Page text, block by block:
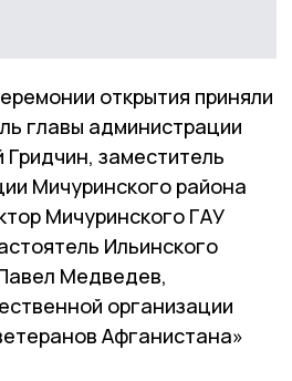
открытия приняли
главы администрации
заместитель
Мичуринского района
Мичуринского ГАУ
Ильинского
Медведев,
организации
Афганистана»